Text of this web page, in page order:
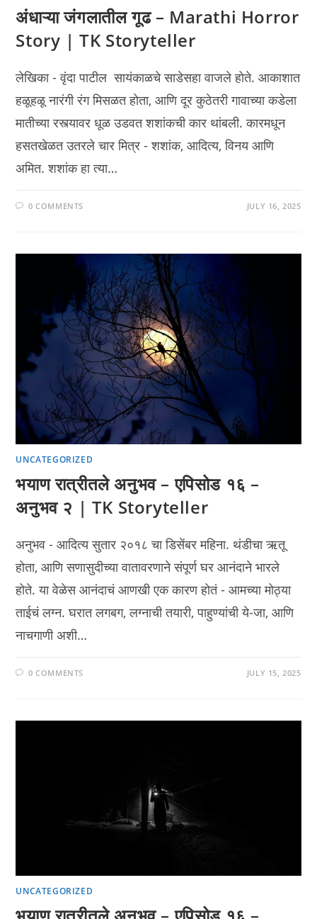
अंधाऱ्या जंगलातील गूढ – Marathi Horror
Story | TK Storyteller
लेखिका - वृंदा पाटील सायंकाळचे साडेसहा वाजले होते. आकाशात
हळूहळू नारंगी रंग मिसळत होता, आणि दूर कुठेतरी गावाच्या कडेला
मातीच्या रस्त्यावर धूळ उडवत शशांकची कार थांबली. कारमधून
हसतखेळत उतरले चार मित्र - शशांक, आदित्य, विनय आणि
अमित. शशांक हा त्या…
0 COMMENTS JULY 16, 2025
UNCATEGORIZED
भयाण रात्रीतले अनुभव – एपिसोड १६ –
अनुभव २ | TK Storyteller
अनुभव - आदित्य सुतार २०१८ चा डिसेंबर महिना. थंडीचा ऋतू
होता, आणि सणासुदीच्या वातावरणाने संपूर्ण घर आनंदाने भारले
होते. या वेळेस आनंदाचं आणखी एक कारण होतं - आमच्या मोठ्या
ताईचं लग्न. घरात लगबग, लग्नाची तयारी, पाहुण्यांची ये-जा, आणि
नाचगाणी अशी…
0 COMMENTS JULY 15, 2025
UNCATEGORIZED